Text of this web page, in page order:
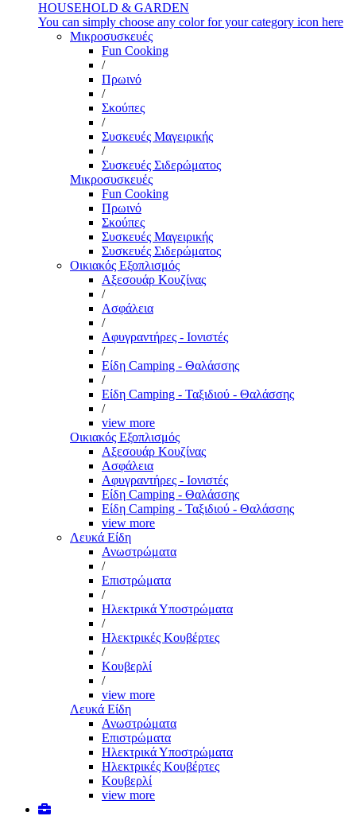
HOUSEHOLD & GARDEN
You can simply choose any color for your category icon here
Μικροσυσκευές
Fun Cooking
/
Πρωινό
/
Σκούπες
/
Συσκευές Μαγειρικής
/
Συσκευές Σιδερώματος
Μικροσυσκευές
Fun Cooking
Πρωινό
Σκούπες
Συσκευές Μαγειρικής
Συσκευές Σιδερώματος
Οικιακός Εξοπλισμός
Αξεσουάρ Κουζίνας
/
Ασφάλεια
/
Αφυγραντήρες - Ιονιστές
/
Είδη Camping - Θαλάσσης
/
Είδη Camping - Ταξιδιού - Θαλάσσης
/
view more
Οικιακός Εξοπλισμός
Αξεσουάρ Κουζίνας
Ασφάλεια
Αφυγραντήρες - Ιονιστές
Είδη Camping - Θαλάσσης
Είδη Camping - Ταξιδιού - Θαλάσσης
view more
Λευκά Είδη
Ανωστρώματα
/
Επιστρώματα
/
Ηλεκτρικά Υποστρώματα
/
Ηλεκτρικές Κουβέρτες
/
Κουβερλί
/
view more
Λευκά Είδη
Ανωστρώματα
Επιστρώματα
Ηλεκτρικά Υποστρώματα
Ηλεκτρικές Κουβέρτες
Κουβερλί
view more